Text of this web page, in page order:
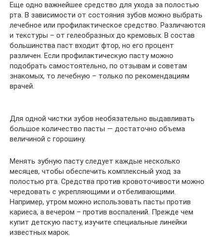
Еще одно важнейшее средство для ухода за полостью
рта. В зависимости от состояния зубов можно выбрать
лечебное или профилактическое средство. Различаются
и текстуры – от гелеобразных до кремовых. В состав
большинства паст входит фтор, но его процент
различен. Если профилактическую пасту можно
подобрать самостоятельно, по отзывам и советам
знакомых, то лечебную – только по рекомендациям
врачей.
Для одной чистки зубов необязательно выдавливать
большое количество пасты — достаточно объема
величиной с горошину.
Менять зубную пасту следует каждые несколько
месяцев, чтобы обеспечить комплексный уход за
полостью рта. Средства против кровоточивости можно
чередовать с укрепляющими и отбеливающими.
Например, утром можно использовать пасты против
кариеса, а вечером – против воспалений. Прежде чем
купит детскую пасту, изучите специальные линейки
известных марок.